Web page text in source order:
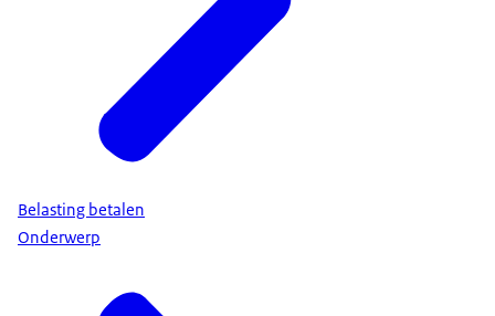
Belasting betalen
Onderwerp